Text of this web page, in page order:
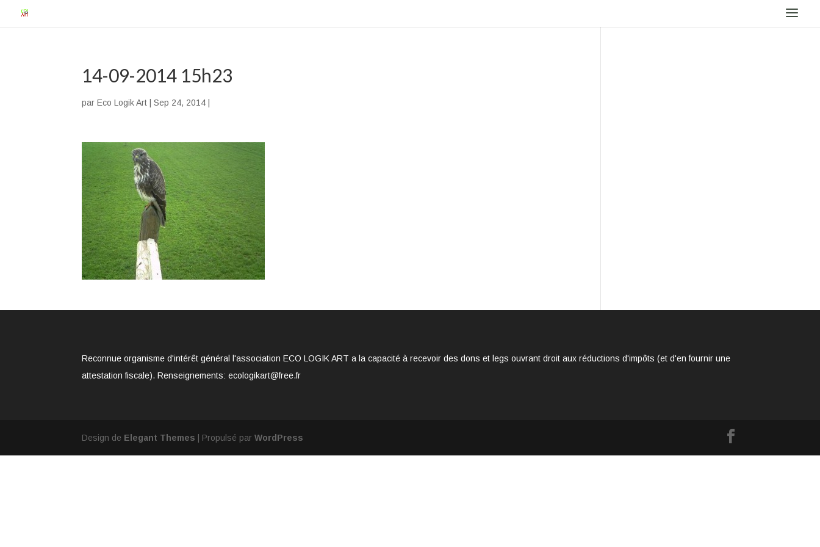
14-09-2014 15h23
parEco Logik Art |Sep 24, 2014
Reconnue organisme d'intérêt général l'association ECO LOGIK ART a la capacité à recevoir des dons et legs ouvrant droit aux réductions d'impôts (et d'en fournir une
attestation fiscale). Renseignements: ecologikart@free.fr
Design de Elegant Themes | Propulsé parWordPress